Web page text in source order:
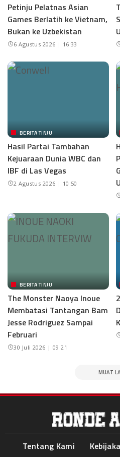
Petinju Pelatnas Asian
Games Berlatih ke Vietnam,
Bukan ke Uzbekistan
6 Agustus 2026 | 16:33
BERITA TINJU
Hasil Partai Tambahan
Kejuaraan Dunia WBC dan
IBF di Las Vegas
2 Agustus 2026 | 10:50
BERITA TINJU
The Monster Naoya Inoue
Membatasi Tantangan Bam
Jesse Rodriguez Sampai
Februari
30 Juli 2026 | 09:21
MUAT
Tentang Kami